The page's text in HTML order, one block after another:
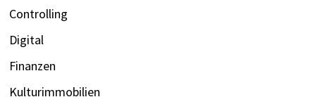
Controlling
Digital
Finanzen
Kulturimmobilien